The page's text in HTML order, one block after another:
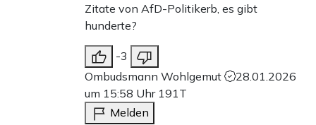
Zitate von AfD-Politikerb, es gibt
hunderte?
-3
Ombudsmann Wohlgemut
28.01.2026
um 15:58 Uhr 191T
Melden